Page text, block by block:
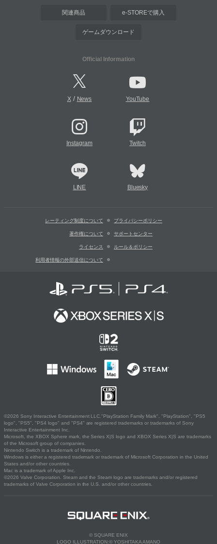
関連商品 e-STOREで購入
ゲームダウンロード
Official Information
X/ News YouTube
Instagram Twitch
LINE Bluesky
レーティング制度について プライバシーポリシー
著作権について サポートセンター
ライセンス ルール＆ポリシー
利用者情報の外部送信について
©2026 Sony Interactive Entertainment LLC."PlayStation Family Mark", "PlayStation", "PS5
logo", "PS5", "PS4 logo" and "PS4" are registered trademarks or trademarks of Sony
Interactive Entertainment Inc.
Microsoft, the XBOX Sphere mark, the Series X|S logo and XBOX Series X|S are trademarks
of the Microsoft group of companies.
Nintendo Switch is a trademark of Nintendo.
Windows is either a registered trademark or trademark of Microsoft Corporation in the United
States and/or other countries.
Mac is a trademark of Apple Inc.
©2026 Valve Corporation. Steam and the Steam logo are trademarks and/or registered
trademarks of Valve Corporation in the U.S. and/or other countries.
© SQUARE ENIX
LOGO ILLUSTRATION:© YOSHITAKA AMANO